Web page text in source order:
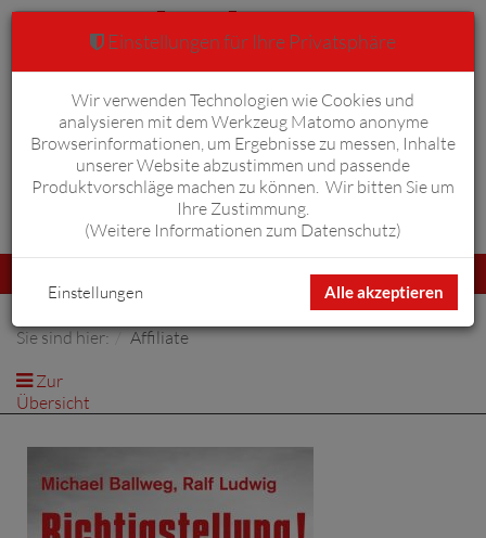
Anmelden Warenkorb 0
umschalten
Sie sind hier:
Affiliate
Zur
Übersicht
Einstellungen für Ihre Privatsphäre
Wir verwenden Technologien wie Cookies und
analysieren mit dem Werkzeug Matomo anonyme
Browserinformationen, um Ergebnisse zu messen, Inhalte
unserer Website abzustimmen und passende
Produktvorschläge machen zu können. Wir bitten Sie um
Ihre Zustimmung.
(Weitere Informationen zum Datenschutz)
Alle akzeptieren
Einstellungen